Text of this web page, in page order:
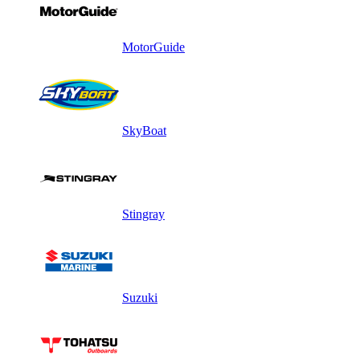
MotorGuide
SkyBoat
Stingray
Suzuki